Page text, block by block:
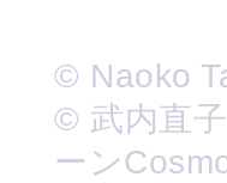
© Naoko
© 武内直
ーン